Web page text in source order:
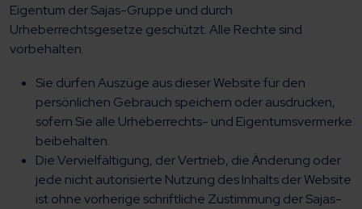
Eigentum der Sajas-Gruppe und durch
Urheberrechtsgesetze geschützt. Alle Rechte sind
vorbehalten.
Sie dürfen Auszüge aus dieser Website für den
persönlichen Gebrauch speichern oder ausdrucken,
sofern Sie alle Urheberrechts- und Eigentumsvermerke
beibehalten.
Die Vervielfältigung, der Vertrieb, die Änderung oder
jede nicht autorisierte Nutzung des Inhalts der Website
ist ohne vorherige schriftliche Zustimmung der Sajas-